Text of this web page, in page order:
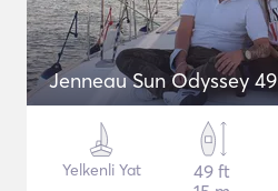
Jenneau Sun Odyssey 49
Yelkenli Yat
49 ft